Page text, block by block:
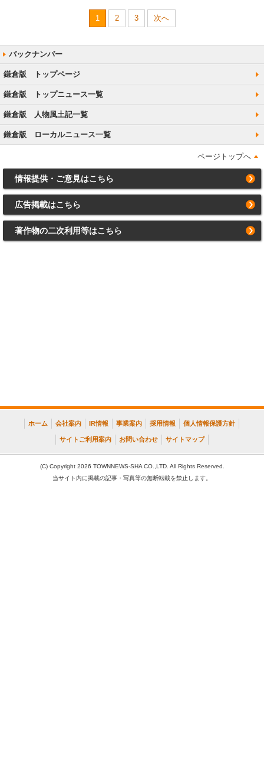
1 2 3 次へ
鎌倉版 トップページ
鎌倉版 トップニュース一覧
鎌倉版 人物風土記一覧
鎌倉版 ローカルニュース一覧
ページトップへ
情報提供・ご意見はこちら
広告掲載はこちら
著作物の二次利用等はこちら
ホーム 会社案内 IR情報 事業案内 採用情報 個人情報保護方針
サイトご利用案内 お問い合わせ サイトマップ
(C) Copyright 2026 TOWNNEWS-SHA CO.,LTD. All Rights Reserved.
当サイト内に掲載の記事・写真等の無断転載を禁止します。